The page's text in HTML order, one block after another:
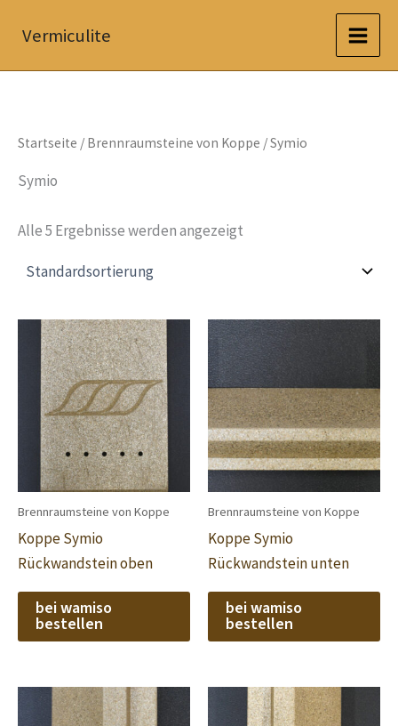
InhaltVermiculite
Startseite / Brennraumsteine von Koppe / Symio
Symio
Alle 5 Ergebnisse werden angezeigt
Brennraumsteine von Koppe
Koppe Symio
Rückwandstein oben
bei wamiso
bestellen
Brennraumsteine von Koppe
Koppe Symio
Rückwandstein unten
bei wamiso
bestellen